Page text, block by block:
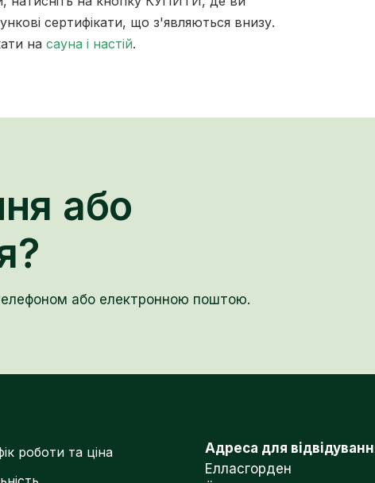
сертифікати, що з'являються внизу.
на сауна і настій.
або
або електронною поштою.
роботи та ціна
Адреса для
Елласгорден